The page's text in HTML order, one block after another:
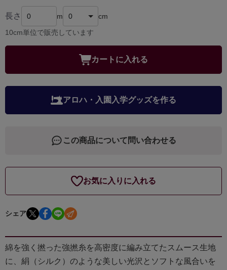
長さ m cm
10cm単位で販売しています
カートに入れる
アロハ・入園入学グッズを作る
この商品について問い合わせる
お気に入りに入れる
シェア
綿を強く撚った強撚糸を高密度に編み立てたスムース生地
に、絹（シルク）のような美しい光沢とソフトな風合いを